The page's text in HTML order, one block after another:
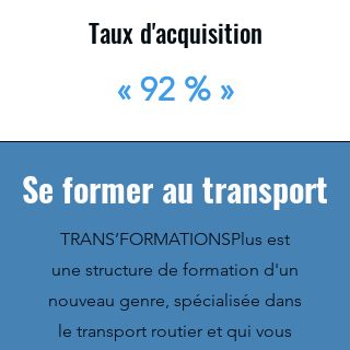
Taux d'acquisition
« 92 % »
Se former au transport
TRANS’FORMATIONSPlus est
une structure de formation d'un
nouveau genre, spécialisée dans
le transport routier et qui vous